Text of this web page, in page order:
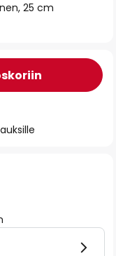
25 cm